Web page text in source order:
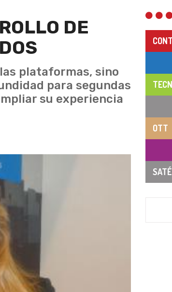
DE
plataformas, sino
para segundas
su experiencia
OTT